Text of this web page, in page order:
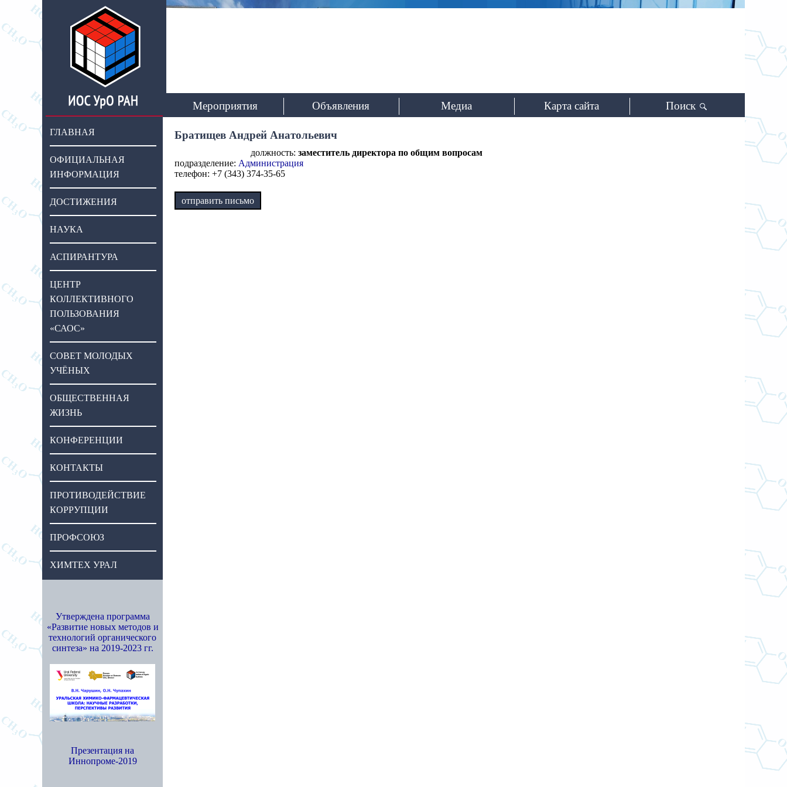
Мероприятия Объявления Медиа Карта сайта Поиск
ГЛАВНАЯ
ОФИЦИАЛЬНАЯ
ИНФОРМАЦИЯ
ДОСТИЖЕНИЯ
НАУКА
АСПИРАНТУРА
ЦЕНТР
КОЛЛЕКТИВНОГО
ПОЛЬЗОВАНИЯ
«САОС»
СОВЕТ МОЛОДЫХ
УЧЁНЫХ
ОБЩЕСТВЕННАЯ
ЖИЗНЬ
КОНФЕРЕНЦИИ
КОНТАКТЫ
ПРОТИВОДЕЙСТВИЕ
КОРРУПЦИИ
ПРОФСОЮЗ
ХИМТЕХ УРАЛ
Утверждена программа
«Развитие новых методов и
технологий органического
синтеза» на 2019-2023 гг.
Презентация на
Иннопроме-2019
Братищев Андрей Анатольевич
должность: заместитель директора по общим вопросам
подразделение: Администрация
телефон: +7 (343) 374-35-65
отправить письмо